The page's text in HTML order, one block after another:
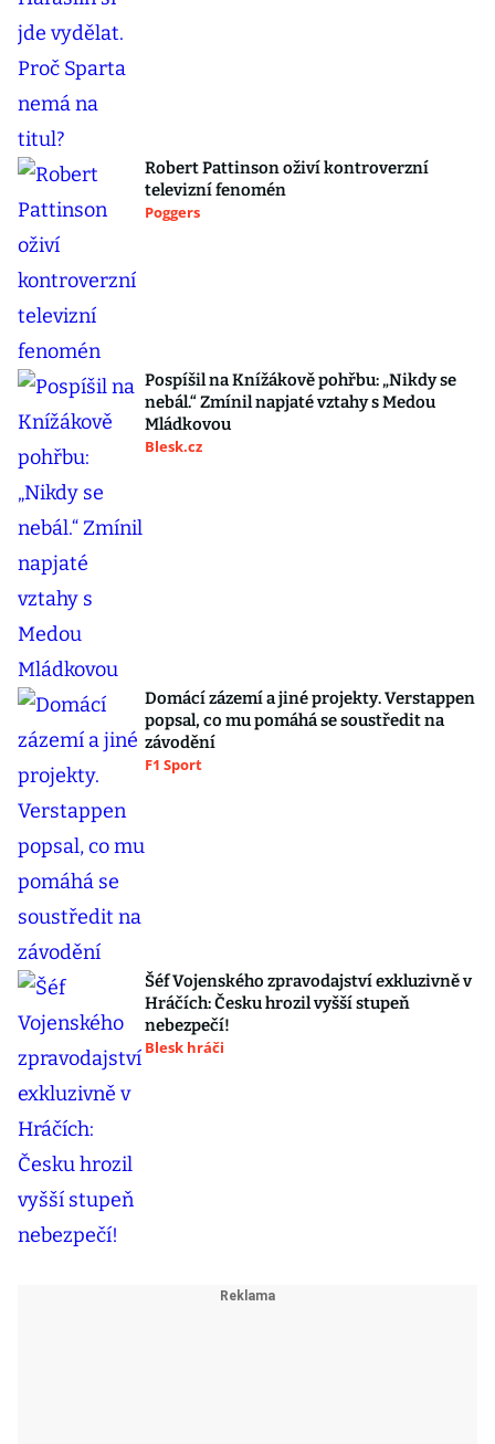
Robert Pattinson oživí kontroverzní
televizní fenomén
Poggers
Pospíšil na Knížákově pohřbu: „Nikdy se
nebál.“ Zmínil napjaté vztahy s Medou
Mládkovou
Blesk.cz
Domácí zázemí a jiné projekty. Verstappen
popsal, co mu pomáhá se soustředit na
závodění
F1 Sport
Šéf Vojenského zpravodajství exkluzivně v
Hráčích: Česku hrozil vyšší stupeň
nebezpečí!
Blesk hráči